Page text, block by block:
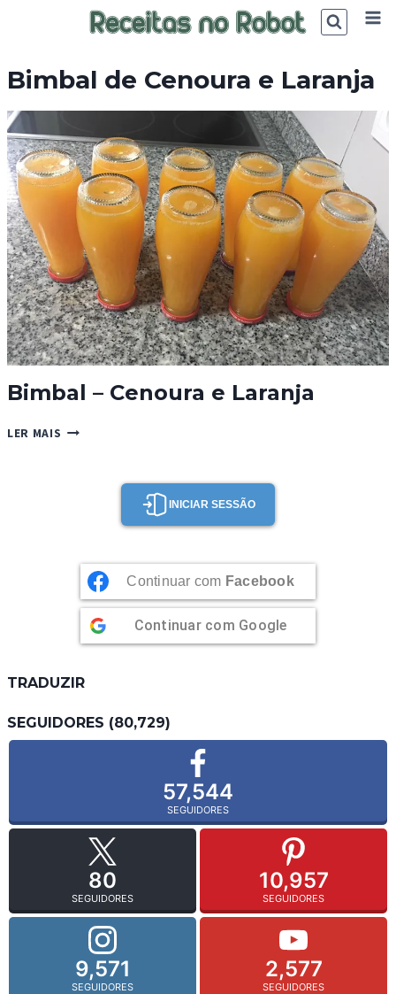
Bimbal de Cenoura e Laranja
Bimbal – Cenoura e Laranja
LER MAIS BIMBAL
INICIAR SESSÃO
Continuar com Facebook
Continuar com Google
TRADUZIR
SEGUIDORES (80,729)
57,544
SEGUIDORES
80
SEGUIDORES
10,957
SEGUIDORES
9,571
SEGUIDORES
2,577
SEGUIDORES